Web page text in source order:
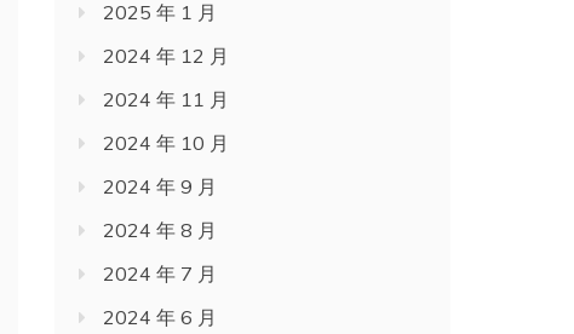
2025 年 1 月
2024 年 12 月
2024 年 11 月
2024 年 10 月
2024 年 9 月
2024 年 8 月
2024 年 7 月
2024 年 6 月